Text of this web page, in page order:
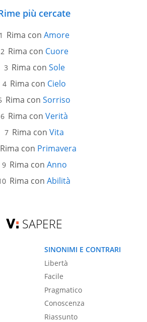
più cercate
Rima con Amore
Rima con Cuore
Rima con Sole
Rima con Cielo
Rima con Sorriso
Rima con Verità
Rima con Vita
Rima con Primavera
Rima con Anno
Rima con Abilità
SAPERE
SINONIMI E CONTRARI
Libertà
Facile
Pragmatico
Conoscenza
Riassunto